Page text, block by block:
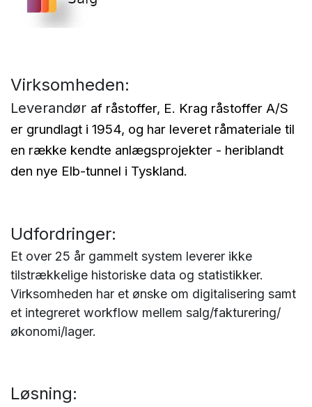
Virksomheden:
Leverandør af råstoffer, E. Krag råstoffer A/S
er grundlagt i 1954, og har leveret råmateriale til
en række kendte anlægsprojekter - heriblandt
den nye Elb-tunnel i Tyskland.
Udfordringer:
Et over 25 år gammelt system leverer ikke
tilstrækkelige historiske data og statistikker.
Virksomheden har et ønske om digitalisering samt
et integreret workflow mellem salg/fakturering/
økonomi/lager.
Løsning: